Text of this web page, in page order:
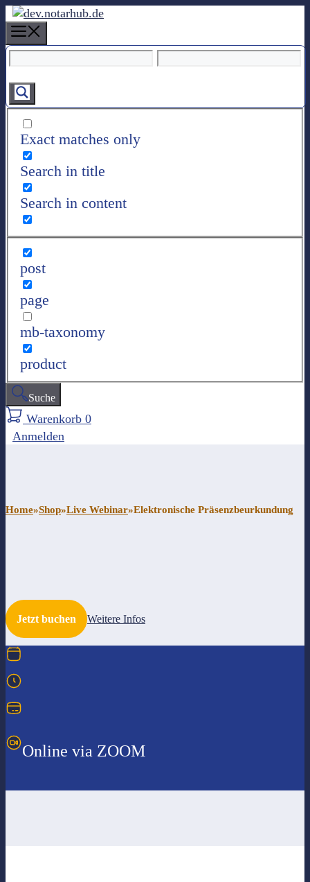
m
a
g
e
Exact matches only
Search in title
Search in content
post
page
mb-taxonomy
product
Suche
Warenkorb 0
Anmelden
Home»Shop»Live Webinar»Elektronische Präsenzbeurkundung
Jetzt buchen Weitere Infos
Online via ZOOM